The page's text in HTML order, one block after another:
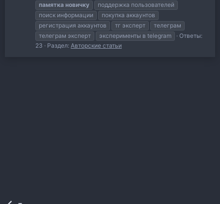
памятка новичку
поддержка пользователей
поиск информации
покупка аккаунтов
регистрация аккаунтов
тг эксперт
телеграм
телеграм эксперт
эксперименты в telegram
Ответы:
23
Раздел: Авторские статьи